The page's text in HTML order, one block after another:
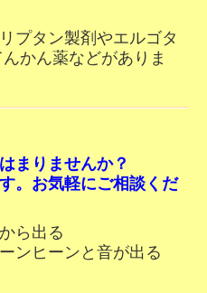
プタン製剤やエルゴタ
かん薬などがありま
まりませんか？
。お気軽にご相談くだ
ら出る
ンヒーンと音が出る